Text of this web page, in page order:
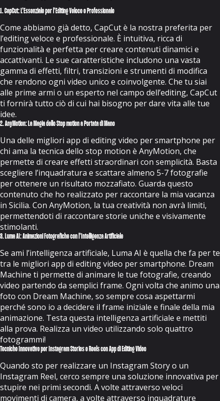
1. CapCut: L’Essenziale per l’Editing Veloce e Professionale
Come abbiamo già detto, CapCut è la nostra preferita per
l’editing veloce e professionale. È intuitiva, ricca di
funzionalità e perfetta per creare contenuti dinamici e
accattivanti. Le sue caratteristiche includono una vasta
gamma di effetti, filtri, transizioni e strumenti di modifica
che rendono ogni video unico e coinvolgente. Che tu siai
alle prime armi o un esperto nel campo dell’editing, CapCut
ti fornirà tutto ciò di cui hai bisogno per dare vita alle tue
idee.
2. AnyMotion: La Magia dello Stop motion a Portata di Mano
Una delle migliori app di editing video per smartphone per
chi ama la tecnica dello stop motion è AnyMotion, che
permette di creare effetti straordinari con semplicità. Basta
scegliere l’inquadratura e scattare almeno 5-7 fotografie
per ottenere un risultato mozzafiato. Guarda questo
contenuto che ho realizzato per raccontare la mia vacanza
in Sicilia. Con AnyMotion, la tua creatività non avrà limiti,
permettendoti di raccontare storie uniche e visivamente
stimolanti.
3. Luma AI: Animazioni Fotografiche con l’Intelligenza Artificiale
Se ami l’intelligenza artificiale, Luma AI è quella che fa per te
tra le migliori app di editing video per smartphone. Dream
Machine ti permette di animare le tue fotografie, creando
video partendo da semplici frame. Ogni volta che animo una
foto con Dream Machine, so sempre cosa aspettarmi
perché sono io a decidere il frame iniziale e finale della mia
animazione. Testa questa intelligenza artificiale e mettiti
alla prova. Realizza un video utilizzando solo quattro
fotogrammi!
Tecniche Innovative per Instagram Stories e Reels con App di Editing Video
Quando sto per realizzare un Instagram Story o un
Instagram Reel, cerco sempre una soluzione innovativa per
stupire nei primi secondi. A volte attraverso veloci
movimenti di camera, a volte attraverso inquadrature